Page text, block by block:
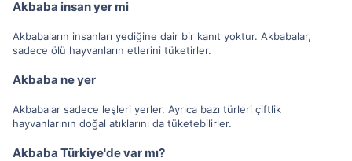
Akbaba insan yer mi
Akbabaların insanları yediğine dair bir kanıt yoktur. Akbabalar,
sadece ölü hayvanların etlerini tüketirler.
Akbaba ne yer
Akbabalar sadece leşleri yerler. Ayrıca bazı türleri çiftlik
hayvanlarının doğal atıklarını da tüketebilirler.
Akbaba Türkiye'de var mı?